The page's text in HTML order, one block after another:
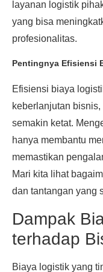
layanan logistik
yang bisa
profesionalitas.
Pentingnya Efisiensi
Efisiensi biaya
keberlanjutan
semakin ketat.
hanya membantu
memastikan
Mari kita lihat
dan tantangan yang
Dampak
terhadap
Biaya logistik yang